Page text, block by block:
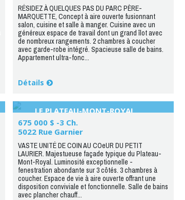
RÉSIDEZ À QUELQUES PAS DU PARC PÈRE-
MARQUETTE, Concept à aire ouverte fusionnant
salon, cuisine et salle à manger. Cuisine avec un
généreux espace de travail dont un grand îlot avec
de nombreux rangements. 2 chambres à coucher
avec garde-robe intégré. Spacieuse salle de bains.
Appartement ultra-fonc...
Détails
LE PLATEAU-MONT-ROYAL
675 000 $ -3 Ch.
5022 Rue Garnier
VASTE UNITÉ DE COIN AU COeUR DU PETIT
LAURIER. Majestueuse façade typique du Plateau-
Mont-Royal. Luminosité exceptionnelle -
fenestration abondante sur 3 côtés. 3 chambres à
coucher. Espace de vie à aire ouverte offrant une
disposition conviviale et fonctionnelle. Salle de bains
avec plancher chauff...